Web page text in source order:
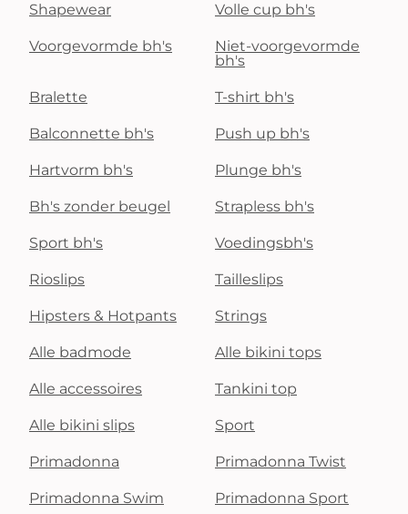
Shapewear Volle cup bh's
Voorgevormde bh's
Niet-voorgevormde
bh's
Bralette T-shirt bh's
Balconnette bh's Push up bh's
Hartvorm bh's Plunge bh's
Bh's zonder beugel Strapless bh's
Sport bh's Voedingsbh's
Rioslips Tailleslips
Hipsters & Hotpants Strings
Alle badmode Alle bikini tops
Alle accessoires Tankini top
Alle bikini slips Sport
Primadonna Primadonna Twist
Primadonna Swim Primadonna Sport